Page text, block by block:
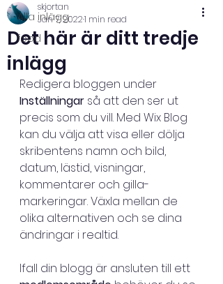
Alla inlägg
food
Det här är ditt tredje
inlägg
skjortan
Jan 7, 20221 min read
Redigera bloggen under
Inställningar så att den ser ut
precis som du vill. Med Wix Blog
kan du välja att visa eller dölja
skribentens namn och bild,
datum, lästid, visningar,
kommentarer och gilla-
markeringar. Växla mellan de
olika alternativen och se dina
ändringar i realtid.
Ifall din blogg är ansluten till ett